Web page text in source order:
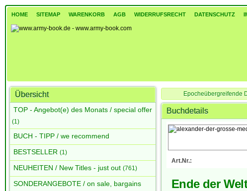
HOME SITEMAP WARENKORB AGB WIDERRUFSRECHT DATENSCHUTZ
Übersicht
TOP - Angebot(e) des Monats / special offer
(1)
BUCH - TIPP / we recommend
BESTSELLER (1)
NEUHEITEN / New Titles - just out (761)
SONDERANGEBOTE / on sale, bargains
Epocheübergreifende
Buchdetails
Art.Nr.:
Ende der